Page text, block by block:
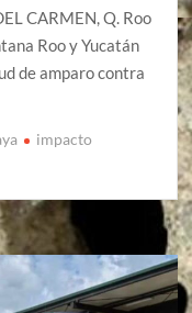
CARMEN, Q. Roo
Roo y Yucatán
de amparo contra
impacto